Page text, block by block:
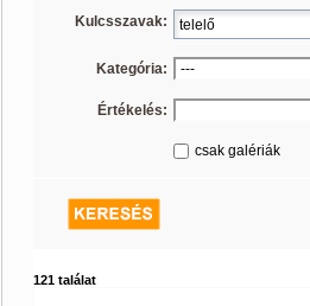
Kulcsszavak:
Kategória:
Értékelés:
csak galériák
121 találat